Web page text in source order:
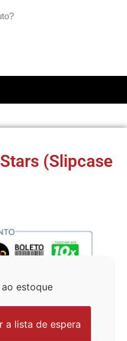
(Slipcase
estoque